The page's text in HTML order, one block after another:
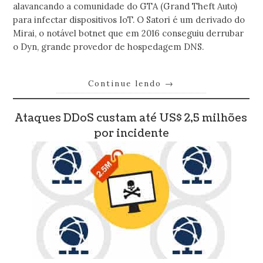
alavancando a comunidade do GTA (Grand Theft Auto)
para infectar dispositivos IoT. O Satori é um derivado do
Mirai, o notável botnet que em 2016 conseguiu derrubar
o Dyn, grande provedor de hospedagem DNS.
Continue lendo →
Ataques DDoS custam até US$ 2,5 milhões
por incidente